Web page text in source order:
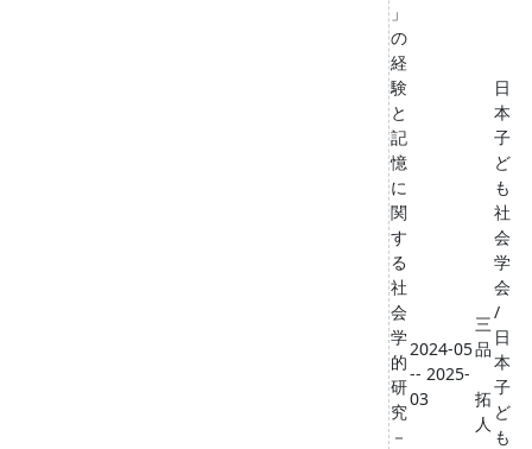
」
の
経
験
と
記
憶
に
関
す
る
社
会
学
的
研
究
－
2024-05
-- 2025-
03
三
品
拓
人
日
本
子
ど
も
社
会
学
会
/
日
本
子
ど
も